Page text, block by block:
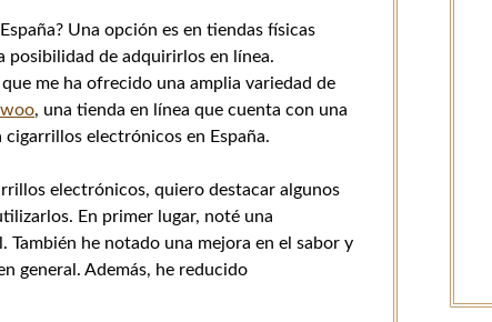
Una opción es en tiendas físicas
posibilidad de adquirirlos en línea.
me ha ofrecido una amplia variedad de
, una tienda en línea que cuenta con una
electrónicos en España.
electrónicos, quiero destacar algunos
En primer lugar, noté una
he notado una mejora en el sabor y
general. Además, he reducido